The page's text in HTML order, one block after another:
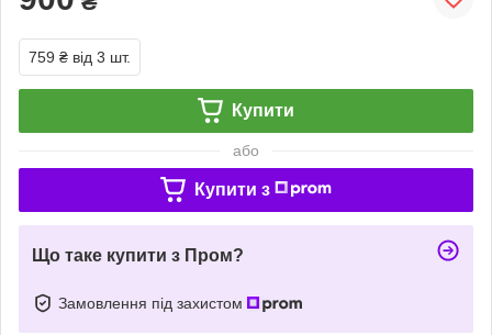
759 ₴ від 3 шт.
Купити
або
Купити з
Що таке купити з Пром?
Замовлення під захистом